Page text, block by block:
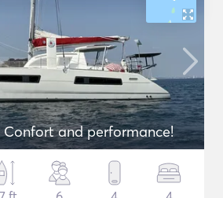
and performance!